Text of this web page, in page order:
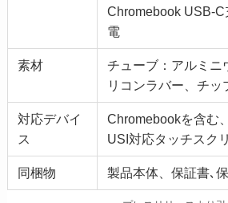
Chromebook USB-
電
素材
チューブ：アルミニ
リコンラバー、チ
対応デバイ
ス
Chromebookを含む
USI対応タッチスク
同梱物 製品本体、保証書､